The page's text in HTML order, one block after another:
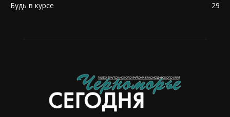
Будь в курсе
29